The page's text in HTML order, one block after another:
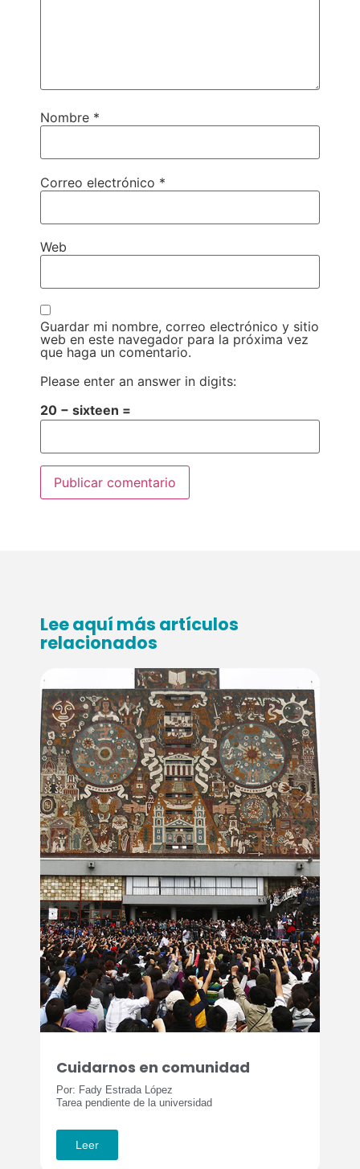
Lee aquí más artículos
relacionados
Cuidarnos en comunidad
Por: Fady Estrada López
Tarea pendiente de la universidad
Leer
Nombre *
Correo electrónico *
Web
Guardar mi nombre, correo electrónico y sitio
web en este navegador para la próxima vez
que haga un comentario.
Please enter an answer in digits:
20 − sixteen =